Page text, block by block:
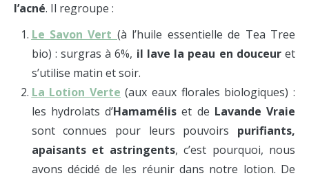
l’acné. Il regroupe :
Le Savon Vert (à l’huile essentielle de Tea Tree
bio) : surgras à 6%, il lave la peau en douceuret
s’utilise matin et soir.
La Lotion Verte (aux eaux florales biologiques) :
les hydrolats d’Hamamélis et de Lavande Vraie
sont connues pour leurs pouvoirs purifiants,
apaisants et astringents, c’est pourquoi, nous
avons décidé de les réunir dans notre lotion. De